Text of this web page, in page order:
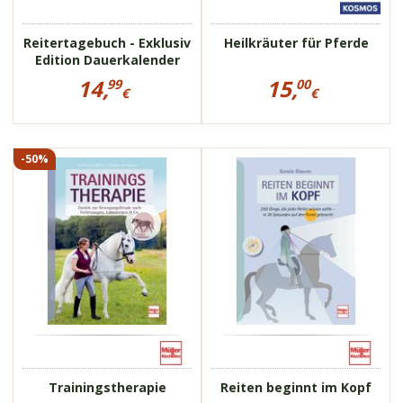
Reitertagebuch - Exklusiv
Edition Dauerkalender
Preisinformationen
-
Edition
Dauerkalender
14,99
€
€
Heilkräuter für Pferde
Preisinformationen
für
15,00
€
€
-50%
Trainingstherapie
113574
für die Zeit nach
Verletzungen
Osteo Dressage
individuelles Training
Reiten beginnt im Kopf
113592